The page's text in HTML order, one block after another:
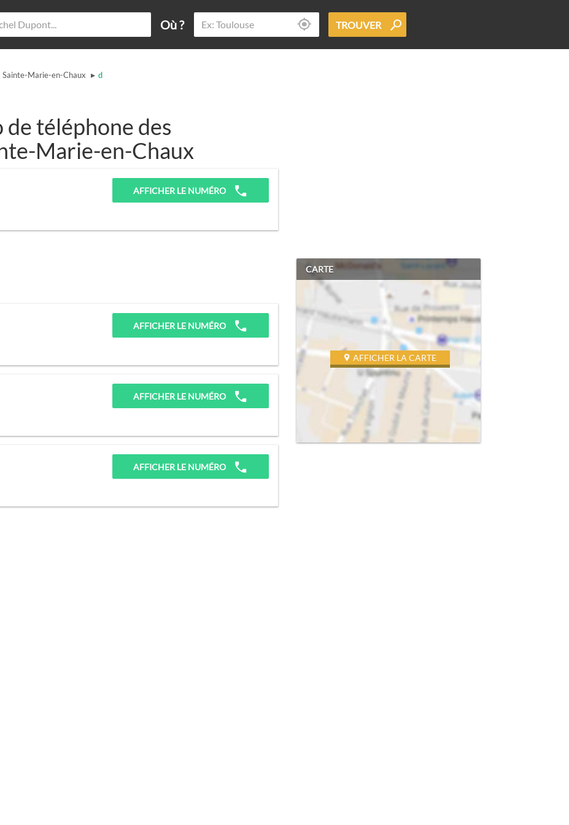
Où ? TROUVER
Sainte-Marie-en-Chaux ▸ d
téléphone des
Marie-en-Chaux
AFFICHER LE NUMÉRO
AFFICHER LE NUMÉRO
AFFICHER LE NUMÉRO
AFFICHER LE NUMÉRO
CARTE
AFFICHER LA CARTE